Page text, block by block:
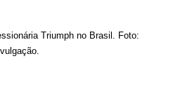
Triumph no Brasil. Foto: